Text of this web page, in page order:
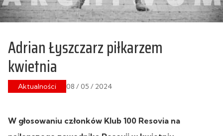
Adrian Łyszczarz piłkarzem
kwietnia
Aktualności 08 / 05 / 2024
W głosowaniu członków Klub 100 Resovia na